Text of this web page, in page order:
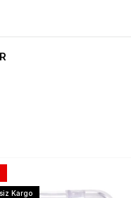
Kargo